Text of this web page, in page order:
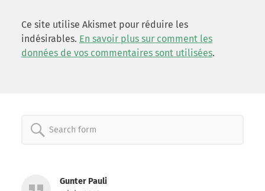
Ce site utilise Akismet pour réduire les
indésirables. En savoir plus sur comment les
données de vos commentaires sont utilisées.
Search
Gunter Pauli